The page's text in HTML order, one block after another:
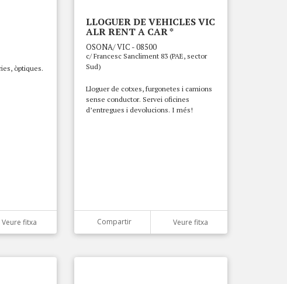
òptiques.
Veure fitxa
LLOGUER DE VEHICLES VIC
ALR RENT A CAR *
OSONA/ VIC - 08500
c/ Francesc Sancliment 83 (PAE, sector
Sud)
Lloguer de cotxes, furgonetes i camions
sense conductor. Servei oficines
d’entregues i devolucions. I més!
Compartir Veure fitxa